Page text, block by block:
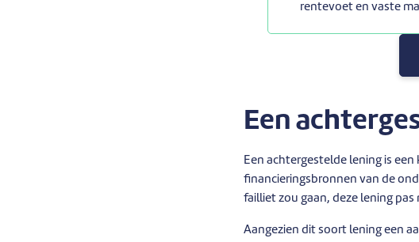
rentevoet en vaste
Een
Een achtergestelde lening is
financieringsbronnen van de
failliet zou gaan, deze lening
Aangezien dit soort lening een